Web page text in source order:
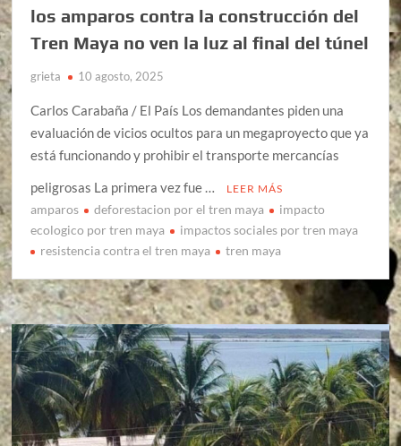
los amparos contra la construcción del
Tren Maya no ven la luz al final del túnel
grieta 10 agosto, 2025
Carlos Carabaña / El País Los demandantes piden una
evaluación de vicios ocultos para un megaproyecto que ya
está funcionando y prohibir el transporte mercancías
peligrosas La primera vez fue …
LEER MÁS
amparos deforestacion por el tren maya
impacto
ecologico por tren maya
impactos sociales por tren maya
resistencia contra el tren maya
tren maya